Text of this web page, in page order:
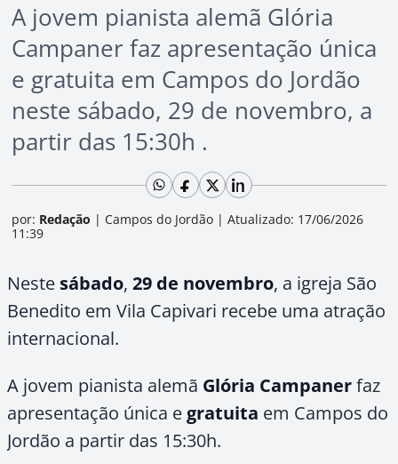
A jovem pianista alemã Glória
Campaner faz apresentação única
e gratuita em Campos do Jordão
neste sábado, 29 de novembro, a
partir das 15:30h .
por: Redação | Campos do Jordão | Atualizado: 17/06/2026
11:39
Neste sábado, 29 de novembro, a igreja São
Benedito em Vila Capivari recebe uma atração
internacional.
A jovem pianista alemã Glória Campanerfaz
apresentação única e gratuita em Campos do
Jordão a partir das 15:30h.